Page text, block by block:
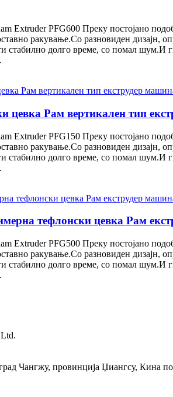
Extruder PFG600 Преку постојано
ракување.Со разновиден дизајн,
стабилно долго време, со помал шум.И
цевка Рам вертикален тип
Extruder PFG150 Преку постојано
ракување.Со разновиден дизајн,
стабилно долго време, со помал шум.И
тефлонски цевка Рам
Extruder PFG500 Преку постојано
ракување.Со разновиден дизајн,
стабилно долго време, со помал шум.И
Чангжу, провинција Џиангсу, Кина